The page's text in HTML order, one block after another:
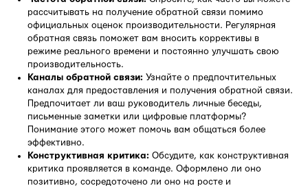
рассчитывать на получение обратной связи помимо
официальных оценок производительности. Регулярная
обратная связь поможет вам вносить коррективы в
режиме реального времени и постоянно улучшать свою
производительность.
Каналы обратной связи: Узнайте о предпочтительных
каналах для предоставления и получения обратной связи.
Предпочитает ли ваш руководитель личные беседы,
письменные заметки или цифровые платформы?
Понимание этого может помочь вам общаться более
эффективно.
Конструктивная критика: Обсудите, как конструктивная
критика проявляется в команде. Оформлено ли оно
позитивно, сосредоточено ли оно на росте и